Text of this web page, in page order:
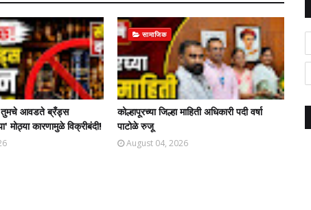
तुमचे आवडते ब्रँड्स
मोठ्या कारणामुळे विक्रीबंदी!
सामाजिक
कोल्हापूरच्या जिल्हा माहिती अधिकारी पदी वर्षा
पाटोळे रुजू
August 04, 2026